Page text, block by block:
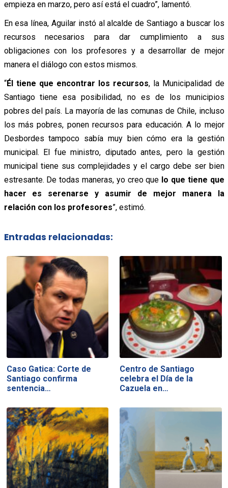
empieza en marzo, pero así está el cuadro”,lamentó.
En esa línea, Aguilar instóal alcalde de Santiago a buscar los
recursos necesarios para dar cumplimiento a sus
obligaciones con los profesores y a desarrollar de mejor
manera el diálogo con estos mismos.
“Él tiene que encontrar los recursos, la Municipalidad de
Santiago tiene esa posibilidad, no es de los municipios
pobres del país. La mayoría de las comunas de Chile, incluso
los más pobres, ponen recursos para educación. A lo mejor
Desbordes tampoco sabía muy bien cómo era la gestión
municipal. El fue ministro, diputado antes, pero la gestión
municipal tiene sus complejidades y el cargo debe ser bien
estresante. De todas maneras, yo creo que lo que tiene que
hacer es serenarse y asumir de mejor manera la
relación con los profesores”,estimó.
Entradas relacionadas:
Caso Gatica: Corte de
Santiago confirma
sentencia…
Centro de Santiago
celebra el Día de la
Cazuela en…